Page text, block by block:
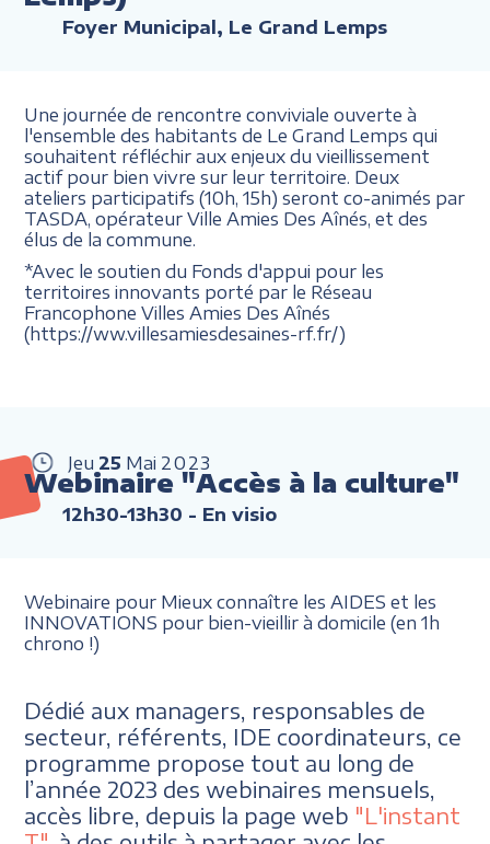
Foyer Municipal, Le Grand Lemps
Une journée de rencontre conviviale ouverte à
l'ensemble des habitants de Le Grand Lemps qui
souhaitent réfléchir aux enjeux du vieillissement
actif pour bien vivre sur leur territoire. Deux
ateliers participatifs (10h, 15h) seront co-animés par
TASDA, opérateur Ville Amies Des Aînés, et des
élus de la commune.
*Avec le soutien du Fonds d'appui pour les
territoires innovants porté par le Réseau
Francophone Villes Amies Des Aînés
(https://ww.villesamiesdesaines-rf.fr/)
Jeu 25 Mai 2023
Webinaire "Accès à la culture"
12h30-13h30 - En visio
Webinaire pour Mieux connaître les AIDES et les
INNOVATIONS pour bien-vieillir à domicile (en 1h
chrono !)
Dédié aux managers, responsables de
secteur, référents, IDE coordinateurs, ce
programme propose tout au long de
l’année 2023 des webinaires mensuels,
accès libre, depuis la page web "L'instant